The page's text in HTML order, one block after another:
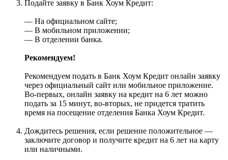
Подайте заявку в Банк Хоум Кредит:
— На официальном сайте;
— В мобильном приложении;
— В отделении банка.
Рекомендуем!
Рекомендуем подать в Банк Хоум Кредит онлайн заявку
через официальный сайт или мобильное приложение.
Во-первых, онлайн заявку на кредит на 6 лет можно
подать за 15 минут, во-вторых, не придется тратить
время на посещение отделения Банка Хоум Кредит.
Дождитесь решения, если решение положительное —
заключите договор и получите кредит на 6 лет на карту
или наличными.